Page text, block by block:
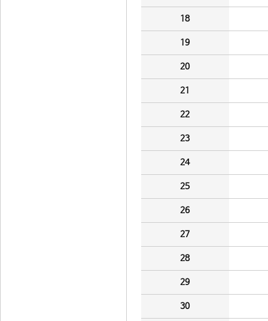
18
19
20
21
22
23
24
25
26
27
28
29
30